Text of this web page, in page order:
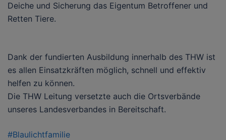
Deiche und Sicherung das Eigentum Betroffener und
Retten Tiere.
Dank der fundierten Ausbildung innerhalb des THW ist
es allen Einsatzkräften möglich, schnell und effektiv
helfen zu können.
Die THW Leitung versetzte auch die Ortsverbände
unseres Landesverbandes in Bereitschaft.
#Blaulichtfamilie